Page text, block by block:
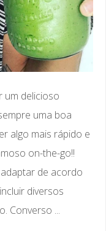
um delicioso
uma boa
algo mais rápido e
on-the-go!!
de acordo
diversos
Converso ...